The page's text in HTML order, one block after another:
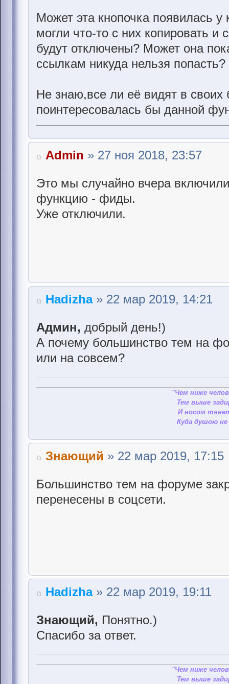
Может эта кнопочка появилась
могли что-то с них копировать и
будут отключены? Может она
ссылкам никуда нельзя попасть?
Не знаю,все ли её видят в
поинтересовалась бы данной
Admin » 27 ноя 2018, 23:57
Это мы случайно вчера
функцию - фиды.
Уже отключили.
Hadizha» 22 мар 2019, 14:21
Админ, добрый день!)
А почему большинство тем на
или на совсем?
"Чем ниже
Тем выше
И носом
Куда душою
Знающий » 22 мар 2019, 17:15
Большинство тем на форуме
перенесены в соцсети.
Hadizha» 22 мар 2019, 19:11
Знающий, Понятно.)
Спасибо за ответ.
"Чем ниже
Тем выше